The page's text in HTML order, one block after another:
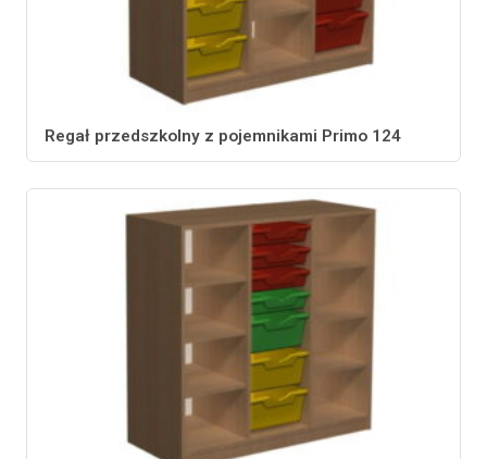
Regał przedszkolny z pojemnikami Primo 124